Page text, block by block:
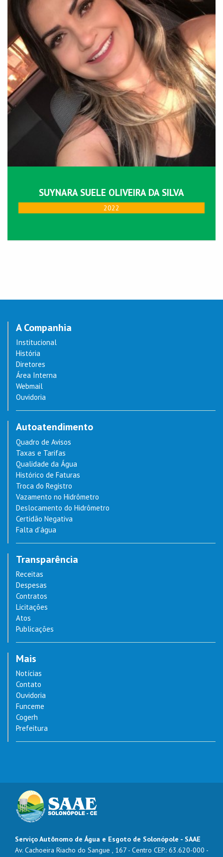
SUYNARA SUELE OLIVEIRA DA SILVA
2022
A Companhia
Institucional
História
Diretores
Área Interna
Webmail
Ouvidoria
Autoatendimento
Quadro de Avisos
Taxas e Tarifas
Qualidade da Água
Histórico de Faturas
Troca do Registro
Vazamento no Hidrômetro
Deslocamento do Hidrômetro
Certidão Negativa
Falta d’água
Transparência
Receitas
Despesas
Contratos
Licitações
Atos
Publicações
Mais
Notícias
Contato
Ouvidoria
Funceme
Cogerh
Prefeitura
Serviço Autônomo de Água e Esgoto de Solonópole - SAAE
Av. Cachoeira Riacho do Sangue , 167 - Centro CEP.: 63.620-000 -